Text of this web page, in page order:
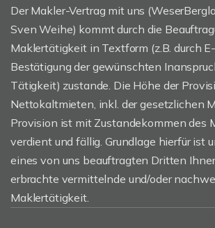
Der Makler-Vertrag mit uns
Sven Weihe) kommt durch die
Maklertätigkeit in Textform (z.B. durch
Bestätigung der gewünschten
Tätigkeit) zustande. Die Höhe der
Nettokaltmieten, inkl. der gesetzlichen
Provision ist mit Zustandekommen des
verdient und fällig. Grundlage hierfür ist
eines von uns beauftragten Dritten
erbrachte vermittelnde und/oder
Maklertätigkeit.